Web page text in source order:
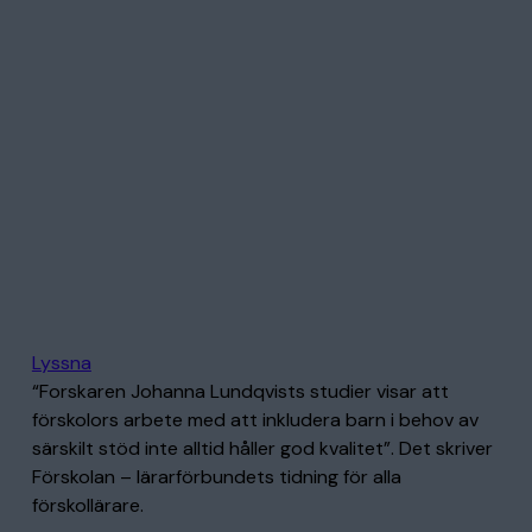
Lyssna
“Forskaren Johanna Lundqvists studier visar att
förskolors arbete med att inkludera barn i behov av
särskilt stöd inte alltid håller god kvalitet”. Det skriver
Förskolan – lärarförbundets tidning för alla
förskollärare.